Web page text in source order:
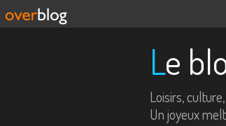
Le
Loisirs,
Un joyeux